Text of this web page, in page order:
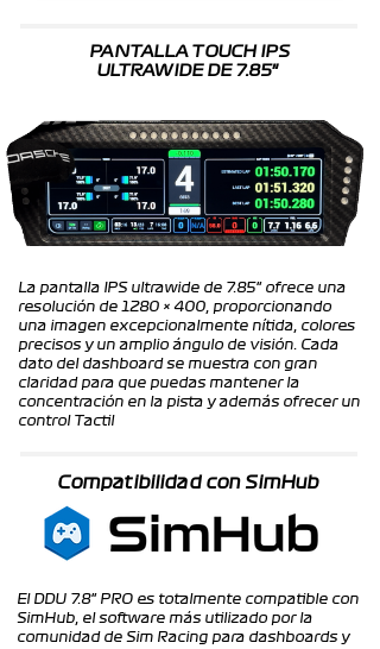
PANTALLA TOUCH IPS
ULTRAWIDE DE 7.85"
La pantalla IPS ultrawide de 7.85" ofrece una
resolución de 1280 × 400, proporcionando
una imagen excepcionalmente nítida, colores
precisos y un amplio ángulo de visión. Cada
dato del dashboard se muestra con gran
claridad para que puedas mantener la
concentración en la pista y además ofrecer un
control Tactil
Compatibilidad con SimHub
El DDU 7.8" PRO es totalmente compatible con
SimHub, el software más utilizado por la
comunidad de Sim Racing para dashboards y